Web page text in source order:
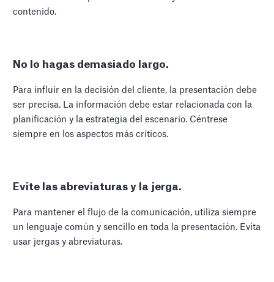
contenido.
No lo hagas demasiado largo.
Para influir en la decisión del cliente, la presentación debe
ser precisa. La información debe estar relacionada con la
planificación y la estrategia del escenario. Céntrese
siempre en los aspectos más críticos.
Evite las abreviaturas y la jerga.
Para mantener el flujo de la comunicación, utiliza siempre
un lenguaje común y sencillo en toda la presentación. Evita
usar jergas y abreviaturas.